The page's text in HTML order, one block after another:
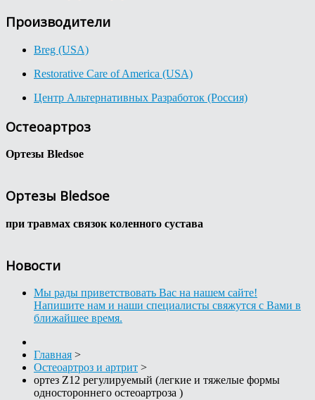
Производители
Breg (USA)
Restorative Care of America (USA)
Центр Альтернативных Разработок (Россия)
Остеоартроз
Ортезы Bledsoe
Ортезы Bledsoe
при травмах связок коленного сустава
Новости
Мы рады приветствовать Вас на нашем сайте!
Напишите нам и наши специалисты свяжутся с Вами в
ближайшее время.
Главная >
Остеоартроз и артрит >
ортез Z12 регулируемый (легкие и тяжелые формы
одностороннего остеоартроза )